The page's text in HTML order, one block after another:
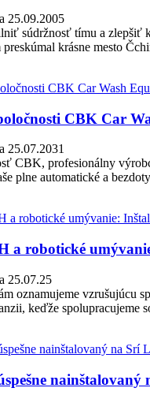
25.09.2005
súdržnosť tímu a zlepšiť
krásne mesto
CBK Car
25.07.2031
CBK, profesionálny
plne automatické a
a robotické
25.07.25
oznamujeme vzrušujúcu
keďže spolupracujeme
nainštalovaný